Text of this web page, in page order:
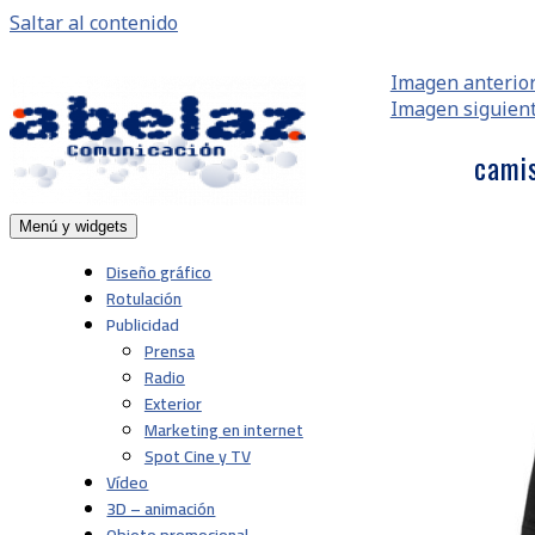
Saltar al contenido
Abelaz
Agencia de publicidad de servicios plenos en
Pamplona, Navarra
Menú y widgets
Diseño gráfico
Rotulación
Publicidad
Prensa
Radio
Exterior
Marketing en internet
Spot Cine y TV
Vídeo
3D – animación
Imagen
Imagen